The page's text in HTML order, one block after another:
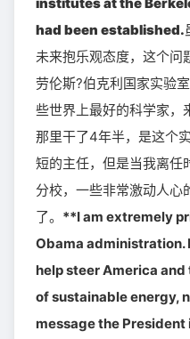
had been established.
未来抱乐观态度，这个问
劳伦斯?伯克利国家实验
些世界上最好的科学家，
那里干了4年半，是这个
短的主任，但是当我离任
分校，一些非常激动人心
了。 **I am extremely
Obama administration.
help steer America
of sustainable energy,
message the